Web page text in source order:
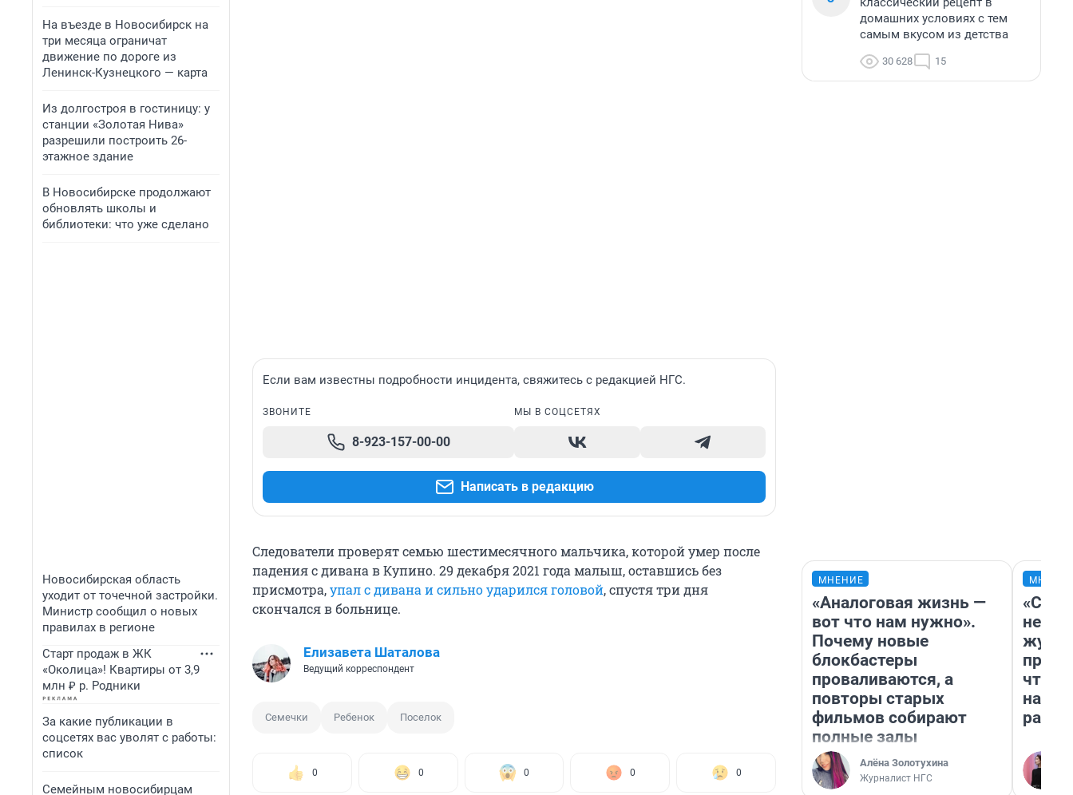
На въезде в Новосибирск на
три месяца ограничат
движение по дороге из
Ленинск-Кузнецкого — карта
Из долгостроя в гостиницу: у
станции «Золотая Нива»
разрешили построить 26-
этажное здание
В Новосибирске продолжают
обновлять школы и
библиотеки: что уже сделано
Новосибирская область
уходит от точечной застройки.
Министр сообщил о новых
правилах в регионе
Старт продаж в ЖК
«Околица»! Квартиры от 3,9
млн ₽ р. Родники
За какие публикации в
соцсетях вас уволят с работы:
список
Семейным новосибирцам
Если вам известны подробности инцидента, свяжитесь с редакцией НГС.
ЗВОНИТЕ
8-923-157-00-00
МЫ В СОЦСЕТЯХ
Написать в редакцию
Следователи проверят семью шестимесячного мальчика, которой умер после
падения с дивана в Купино. 29 декабря 2021 года малыш, оставшись без
присмотра,упал с дивана и сильно ударился головой, спустя три дня
скончался в больнице.
Елизавета Шаталова
Ведущий корреспондент
Семечки Ребенок Поселок
0 0 0 0 0
домашних условиях с тем
самым вкусом из детства
30 628 15
МНЕНИЕ
«Аналоговая жизнь —
вот что нам нужно».
Почему новые
блокбастеры
проваливаются, а
повторы старых
фильмов собирают
полные залы
Алёна Золотухина
Журналист НГС
на
ради